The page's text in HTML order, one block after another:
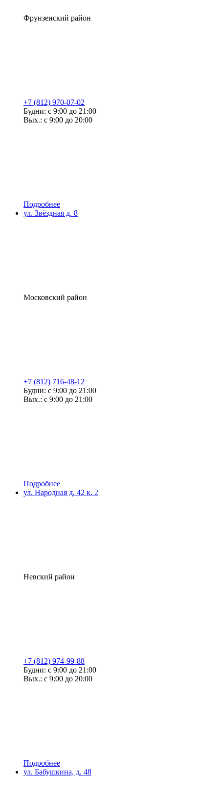
Фрунзенский район
+7 (812) 970-07-02
Будни: с 9:00 до 21:00
Вых.: с 9:00 до 20:00
Подробнее
ул. Звёздная д. 8
Московский район
+7 (812) 716-48-12
Будни: с 9:00 до 21:00
Вых.: с 9:00 до 21:00
Подробнее
ул. Народная д. 42 к. 2
Невский район
+7 (812) 974-99-88
Будни: с 9:00 до 21:00
Вых.: с 9:00 до 20:00
Подробнее
ул. Бабушкина, д. 48